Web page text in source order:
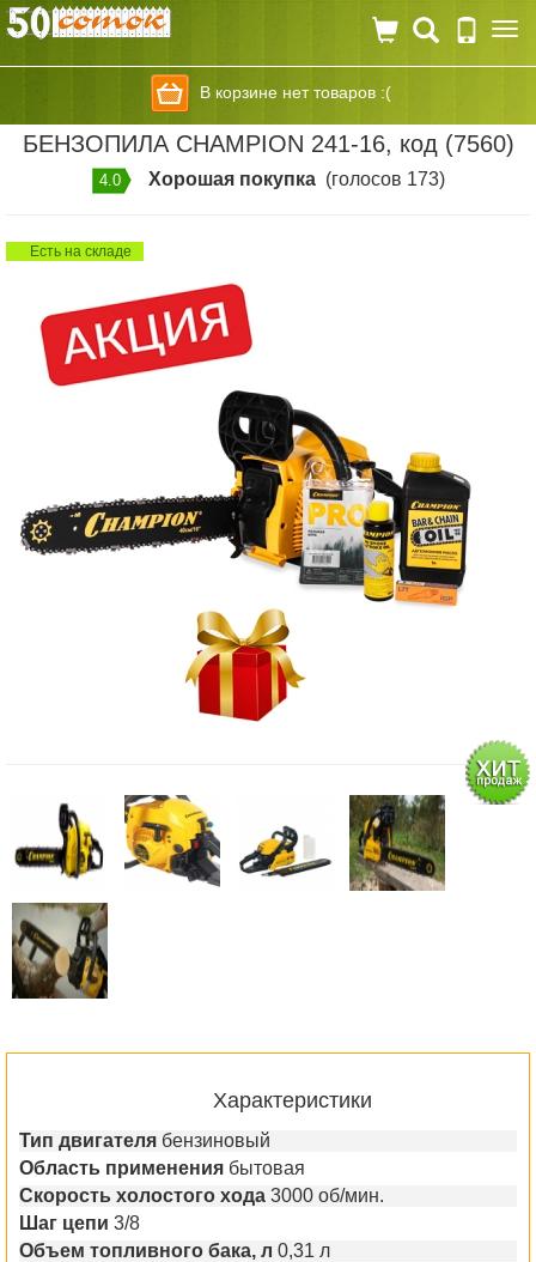
В корзине нет товаров :(
БЕНЗОПИЛА CHAMPION 241-16, код (7560)
4.0 Хорошая покупка (голосов 173)
Есть на складе
Характеристики
Тип двигателя бензиновый
Область применения бытовая
Скорость холостого хода 3000 об/мин.
Шаг цепи 3/8
Объем топливного бака, л 0,31 л